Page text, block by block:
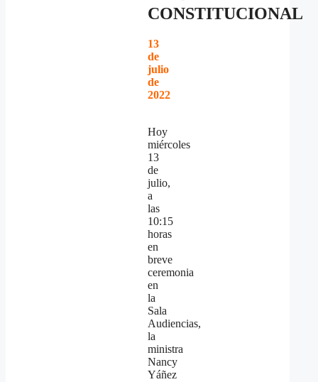
CONSTITUCIONAL
13
de
julio
de
2022
Hoy
miércoles
13
de
julio,
a
las
10:15
horas
en
breve
ceremonia
en
la
Sala
Audiencias,
la
ministra
Nancy
Yáñez